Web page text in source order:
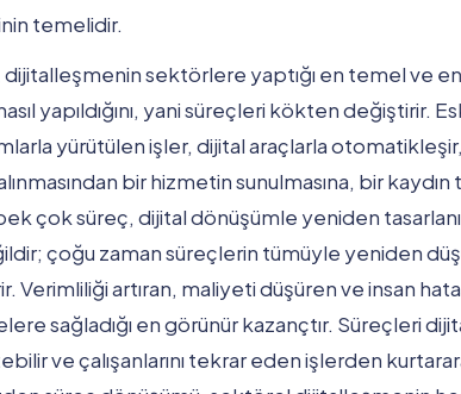
temelidir.
sektörlere yaptığı en temel ve
yapıldığını, yani süreçleri kökten değiştirir.
yürütülen işler, dijital araçlarla otomatikleşir,
bir hizmetin sunulmasına, bir
çok süreç, dijital dönüşümle yeniden
çoğu zaman süreçlerin tümüyle yeniden
Verimliliği artıran, maliyeti düşüren ve insan
sağladığı en görünür kazançtır. Süreçleri
ve çalışanlarını tekrar eden işlerden